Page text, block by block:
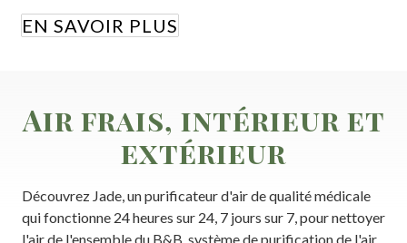
EN SAVOIR PLUS
Air frais, intérieur et
extérieur
Découvrez Jade, un purificateur d'air de qualité médicale
qui fonctionne 24 heures sur 24, 7 jours sur 7, pour nettoyer
l'air de l'ensemble du B&B. système de purification de l'air